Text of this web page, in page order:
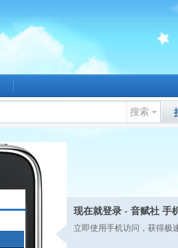
搜索
现在就登录 - 音赋社 手
立即使用手机访问，获得极